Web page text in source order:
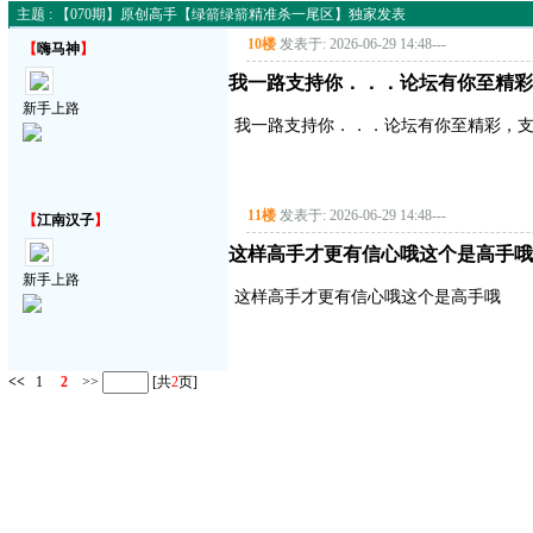
主题 : 【070期】原创高手【绿箭绿箭精准杀一尾区】独家发表
【嗨马神】
新手上路
10楼 发表于: 2026-06-29 14:48---
我一路支持你．．．论坛有你至精彩
我一路支持你．．．论坛有你至精彩，支
【江南汉子】
新手上路
11楼 发表于: 2026-06-29 14:48---
这样高手才更有信心哦这个是高手哦
这样高手才更有信心哦这个是高手哦
<< 1 2 >> [共2页]